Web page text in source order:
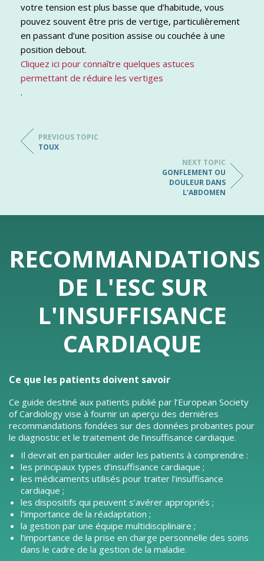
votre tension est plus basse que d’habitude, vous
pouvez souvent être pris de vertige, particulièrement
en passant d’une position assise ou couchée à une
position debout.
Cliquez ici pour connaître quelques astuces
permettant de réduire les vertiges
.
PREVIOUS TOPIC
TOUX
NEXT TOPIC
GONFLEMENT OU
DOULEUR DANS
L’ABDOMEN
RECOMMANDATIONS
DE L'ESC SUR
L'INSUFFISANCE
CARDIAQUE
Ce que les patients doivent savoir
Ce guide destiné aux patients publié par l’European Society
of Cardiology vise à fournir un aperçu des dernières
recommandations fondées sur des données probantes pour
le diagnostic et le traitement de l’insuffisance cardiaque.
Il devrait en particulier aider les patients à comprendre :
les principaux types d’insuffisance cardiaque ;
les médicaments utilisés pour traiter l’insuffisance
cardiaque ;
les dispositifs qui peuvent s’avérer appropriés ;
l’importance de la réadaptation ;
la gestion par une équipe multidisciplinaire ;
l’importance de la prise en charge personnelle des soins
dans le cadre de la gestion de la maladie.